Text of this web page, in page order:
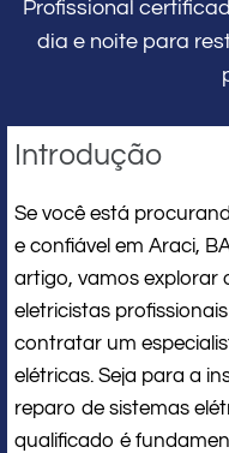
Profissional
dia e noite para
Introdução
Se você está
e confiável em Araci,
artigo, vamos explorar
eletricistas
contratar um
elétricas. Seja para a
reparo de sistemas
qualificado é